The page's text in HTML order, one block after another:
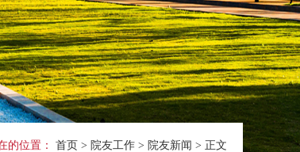
会、工代会
关工委
的位置： 首页 > 院友工作 > 院友新闻 > 正文